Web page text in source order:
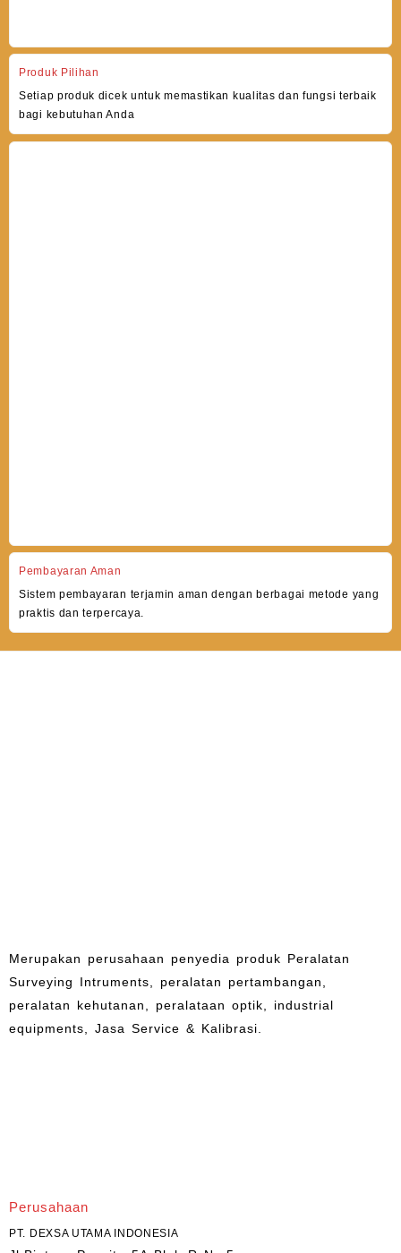
Produk Pilihan
Setiap produk dicek untuk memastikan kualitas dan fungsi terbaik
bagi kebutuhan Anda
Pembayaran Aman
Sistem pembayaran terjamin aman dengan berbagai metode yang
praktis dan terpercaya.
Merupakan perusahaan penyedia produk Peralatan
Surveying Intruments, peralatan pertambangan,
peralatan kehutanan, peralataan optik, industrial
equipments, Jasa Service & Kalibrasi.
Perusahaan
PT. DEXSA UTAMA INDONESIA